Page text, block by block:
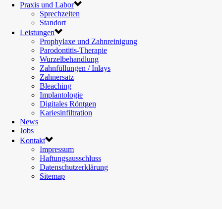
Praxis und Labor
Sprechzeiten
Standort
Leistungen
Prophylaxe und Zahnreinigung
Parodontitis-Therapie
Wurzelbehandlung
Zahnfüllungen / Inlays
Zahnersatz
Bleaching
Implantologie
Digitales Röntgen
Kariesinfiltration
News
Jobs
Kontakt
Impressum
Haftungsausschluss
Datenschutzerklärung
Sitemap